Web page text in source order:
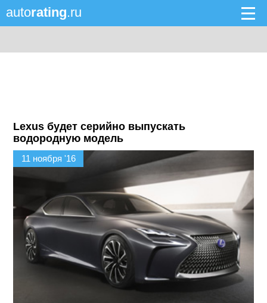
autorating.ru
Lexus будет серийно выпускать
водородную модель
11 ноября '16